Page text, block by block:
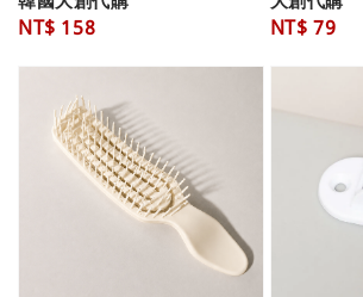
Regular
NT$ 158
Regular
NT$ 79